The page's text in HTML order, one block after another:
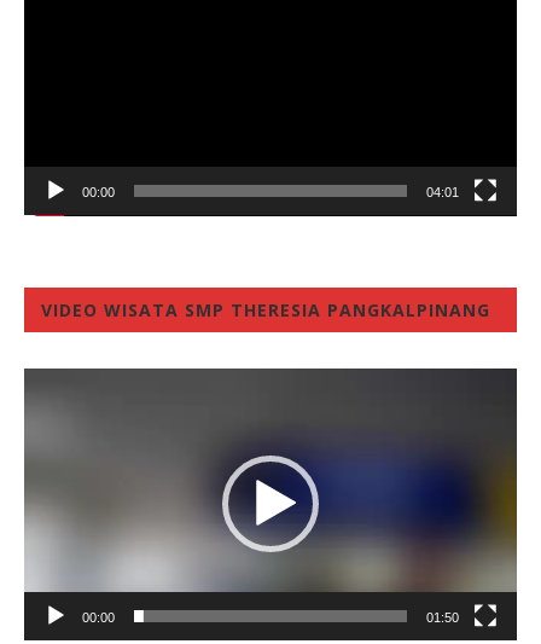
00:00 04:01
VIDEO WISATA SMP THERESIA PANGKALPINANG
00:00 01:50